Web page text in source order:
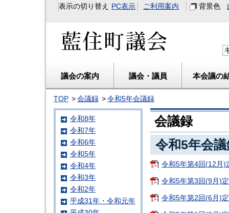
表示の切り替え PC表示 ご利用案内 背景色
議会の案内 議会・議員 本会議の
TOP 会議録 令和5年会議録
会議録
令和5年会
令和5年第4回(12月)
令和5年第3回(9月)
令和5年第2回(6月)
令和8年
令和7年
令和6年
令和5年
令和4年
令和3年
令和2年
平成31年・令和元年